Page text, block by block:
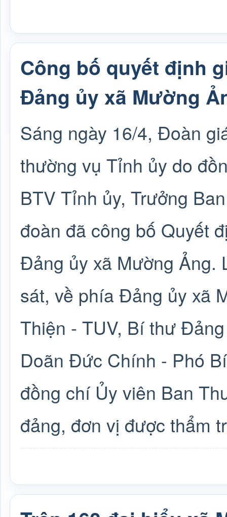
Công bố quyết định
Đảng ủy xã Mường
Sáng ngày 16/4, Đoàn
thường vụ Tỉnh ủy do
BTV Tỉnh ủy, Trưởng
đoàn đã công bố Quyết
Đảng ủy xã Mường Ảng.
sát, về phía Đảng ủy xã
Thiện - TUV, Bí thư
Doãn Đức Chính - Phó
đồng chí Ủy viên Ban
đảng, đơn vị được thẩm